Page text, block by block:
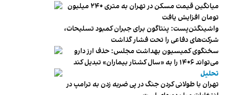
میانگین قیمت مسکن در تهران به متری ۲۴۰ میلیون
تومان افزایش یافت
واشینگتن‌پست: پنتاگون برای جبران کمبود تسلیحات،
شرکت‌های دفاعی را تحت فشار گذاشت
سخنگوی کمیسیون بهداشت مجلس: حذف ارز دارو
می‌تواند ۱۴۰۶ را به «سال کشتار بیماران» تبدیل کند
تحلیل
تهران با طولانی کردن جنگ در پی ضربه زدن به ترامپ در